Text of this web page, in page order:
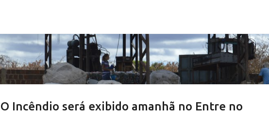
Incêndio será exibido amanhã no Entre no